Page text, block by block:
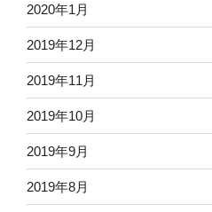
2020年1月
2019年12月
2019年11月
2019年10月
2019年9月
2019年8月